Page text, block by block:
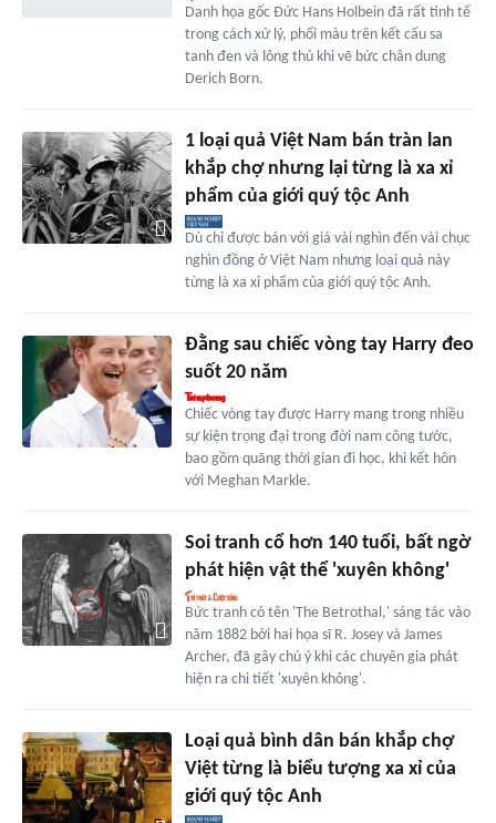
Danh họa gốc Đức Hans Holbein đã rất tinh tế
trong cách xử lý, phối màu trên kết cấu sa
tanh đen và lông thú khi vẽ bức chân dung
Derich Born.
1 loại quả Việt Nam bán tràn lan
khắp chợ nhưng lại từng là xa xỉ
phẩm của giới quý tộc Anh
Dù chỉ được bán với giá vài nghìn đến vài chục
nghìn đồng ở Việt Nam nhưng loại quả này
từng là xa xỉ phẩm của giới quý tộc Anh.
Đằng sau chiếc vòng tay Harry đeo
suốt 20 năm
Chiếc vòng tay được Harry mang trong nhiều
sự kiện trọng đại trong đời nam công tước,
bao gồm quãng thời gian đi học, khi kết hôn
với Meghan Markle.
Soi tranh cổ hơn 140 tuổi, bất ngờ
phát hiện vật thể 'xuyên không'
Bức tranh có tên 'The Betrothal,' sáng tác vào
năm 1882 bởi hai họa sĩ R. Josey và James
Archer, đã gây chú ý khi các chuyên gia phát
hiện ra chi tiết 'xuyên không'.
Loại quả bình dân bán khắp chợ
Việt từng là biểu tượng xa xỉ của
giới quý tộc Anh